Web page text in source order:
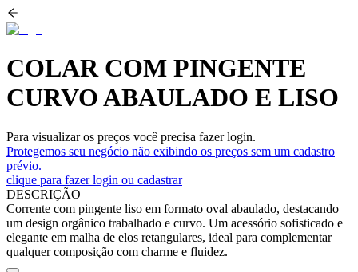
COLAR COM PINGENTE
CURVO ABAULADO E LISO
Para visualizar os preços você precisa fazer login.
Protegemos seu negócio não exibindo os preços sem um cadastro
prévio.
clique para fazer login ou cadastrar
DESCRIÇÃO
Corrente com pingente liso em formato oval abaulado, destacando
um design orgânico trabalhado e curvo. Um acessório sofisticado e
elegante em malha de elos retangulares, ideal para complementar
qualquer composição com charme e fluidez.